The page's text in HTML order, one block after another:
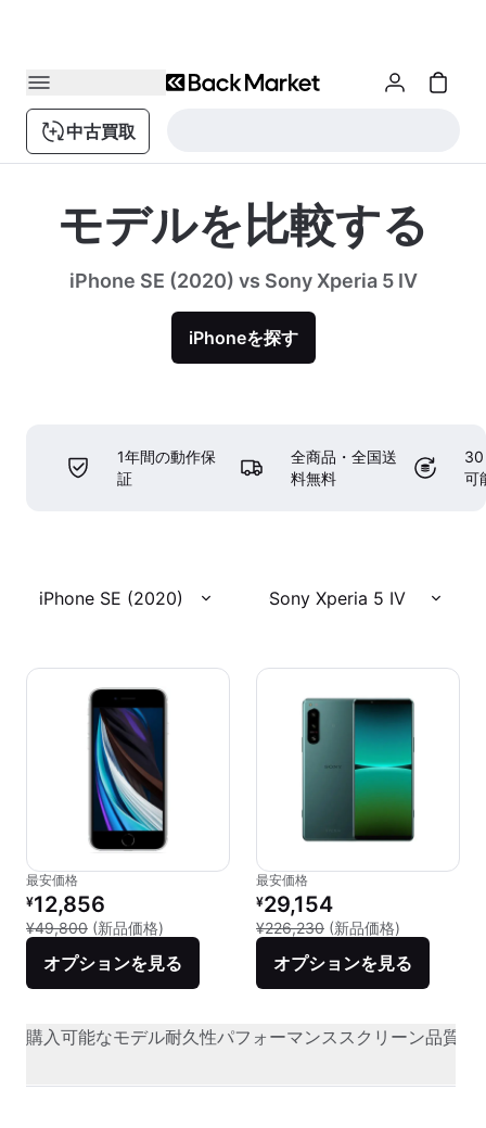
中古買取
モデルを比較する
iPhone SE (2020) vs Sony Xperia 5 IV
iPhoneを探す
1年間の動作保
証
全商品・全国送
料無料
30
可
iPhone SE (2020) Sony Xperia 5 IV
最安価格
リファービッシュ品の価格：
¥12,856
¥49,800 (新品価格) 新品との比較：¥49,800
オプションを見る
最安価格
リファービッシュ品の価格：
¥29,154
¥226,230 (新品価格)
オプションを見る
購入可能なモデル耐久性パフォーマンススクリーン品質